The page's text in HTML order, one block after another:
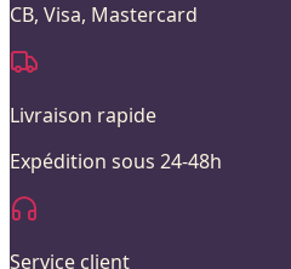
CB, Visa, Mastercard
Livraison rapide
Expédition sous 24-48h
Service client